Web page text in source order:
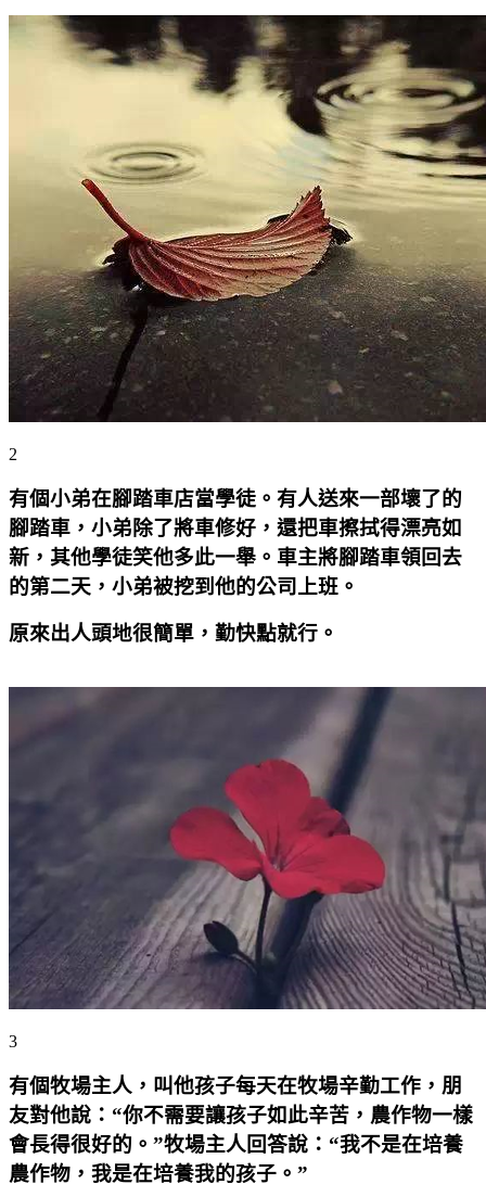
2
有個小弟在腳踏車店當學徒。有人送來一部壞了的
腳踏車，小弟除了將車修好，還把車擦拭得漂亮如
新，其他學徒笑他多此一舉。車主將腳踏車領回去
的第二天，小弟被挖到他的公司上班。
原來出人頭地很簡單，勤快點就行。
3
有個牧場主人，叫他孩子每天在牧場辛勤工作，朋
友對他說：“你不需要讓孩子如此辛苦，農作物一樣
會長得很好的。”牧場主人回答說：“我不是在培養
農作物，我是在培養我的孩子。”